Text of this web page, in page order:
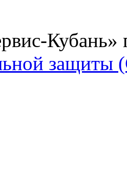
Кубань»
защиты